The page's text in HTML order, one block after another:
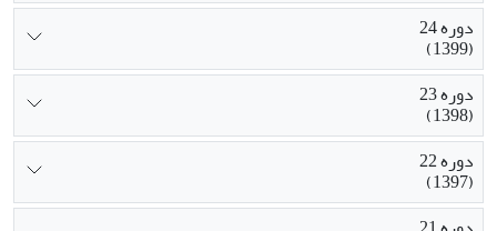
دوره 24
(1399)
دوره 23
(1398)
دوره 22
(1397)